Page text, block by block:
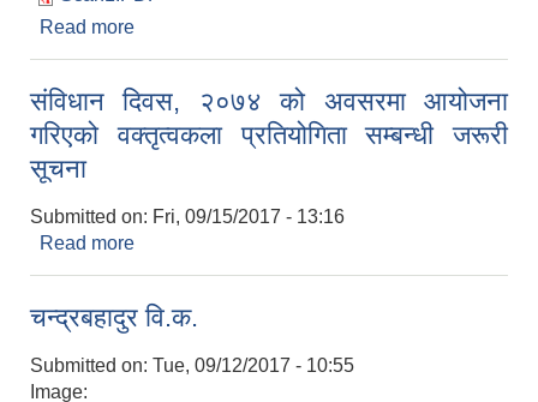
Read more
संविधान दिवस, २०७४ को अवसरमा आयोजना
गरिएको वक्तृत्वकला प्रतियोगिता सम्बन्धी जरूरी
सूचना
Submitted on: Fri, 09/15/2017 - 13:16
Read more
चन्द्रबहादुर वि.क.
Submitted on: Tue, 09/12/2017 - 10:55
Image: